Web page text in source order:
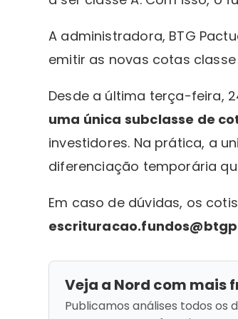
A administradora, BTG
emitir as novas cotas
Desde a última terça-feira,
uma única subclasse de
investidores. Na prática, a
diferenciação temporária
Em caso de dúvidas, os
Veja a Nord com mais
Publicamos análises todos os